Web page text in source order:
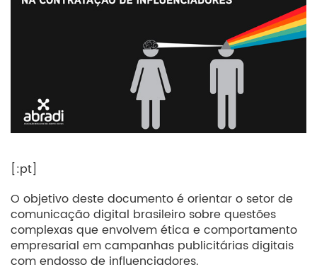
[:pt]
O objetivo deste documento é orientar o setor de
comunicação digital brasileiro sobre questões
complexas que envolvem ética e comportamento
empresarial em campanhas publicitárias digitais
com endosso de influenciadores.